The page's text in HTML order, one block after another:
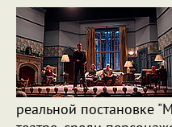
реальной постановке